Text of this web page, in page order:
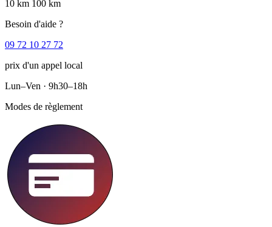
10 km 100 km
Besoin d'aide ?
09 72 10 27 72
prix d'un appel local
Lun–Ven · 9h30–18h
Modes de règlement